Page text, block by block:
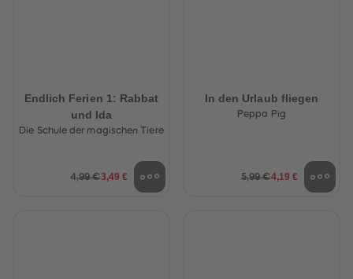
Endlich Ferien 1: Rabbat
und Ida
Die Schule der magischen Tiere
4,99 €3,49 €
In den Urlaub fliegen
Peppa Pig
5,99 €4,19 €